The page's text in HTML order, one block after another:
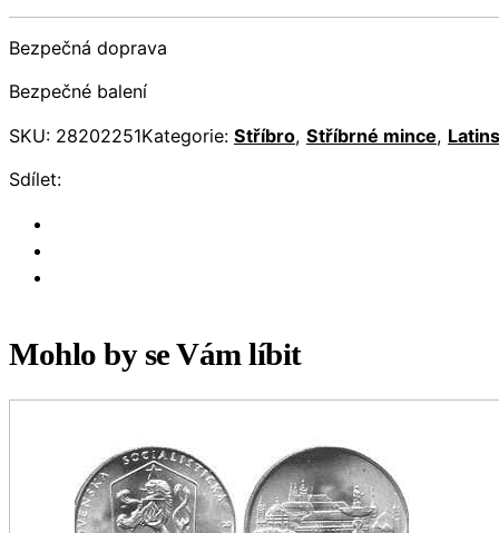
Bezpečná doprava
Bezpečné balení
SKU: 28202251Kategorie: Stříbro, Stříbrné mince,
Sdílet:
Mohlo by se Vám líbit